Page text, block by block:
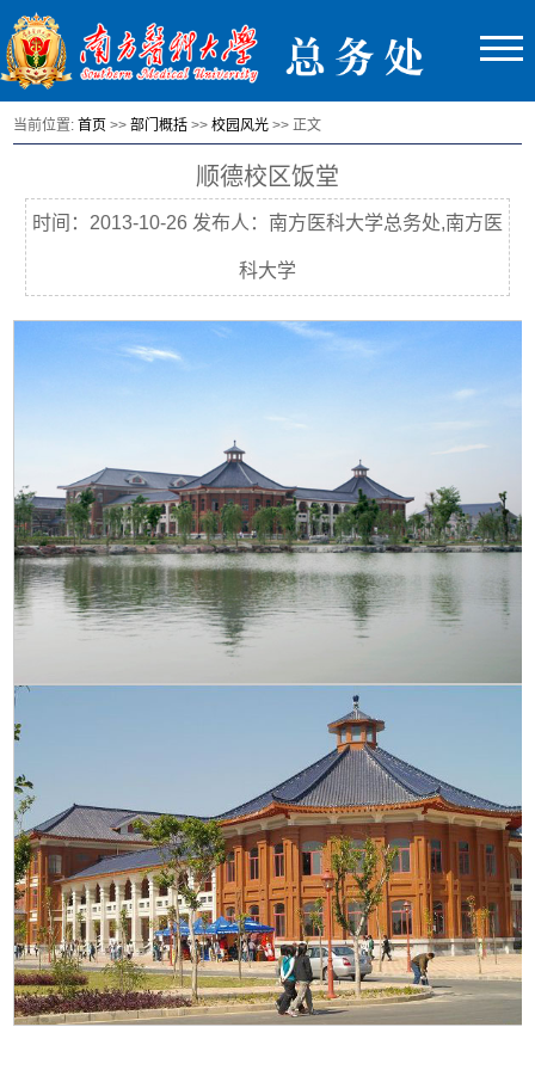
当前位置:首页 >>部门概括 >>校园风光 >> 正文
顺德校区饭堂
时间：2013-10-26 发布人：南方医科大学总务处,南方医
科大学